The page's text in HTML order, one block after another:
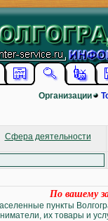
Организации
Сфера деятельности
По вашему
пункты
их товары и